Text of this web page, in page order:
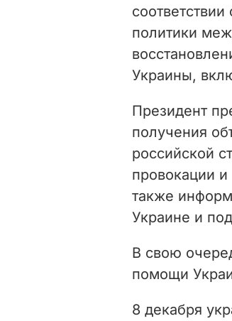
политики
Украины,
Президент
получения
российской
провокации
также
Украине и
В свою
помощи
8 декабря